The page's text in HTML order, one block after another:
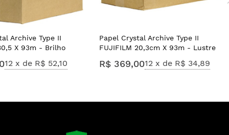
Archive Type II
X 93m - Brilho
12 x de R$ 52,10
Papel Crystal Archive Type II
FUJIFILM 20,3cm X 93m - Lustre
R$ 369,0012 x de R$ 34,89